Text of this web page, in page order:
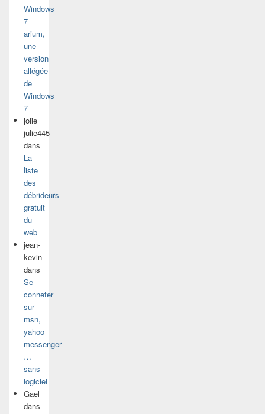
Windows
7
arium,
une
version
allégée
de
Windows
7
jolie
julie445
dans
La
liste
des
débrideurs
gratuit
du
web
jean-
kevin
dans
Se
conneter
sur
msn,
yahoo
messenger
…
sans
logiciel
Gael
dans